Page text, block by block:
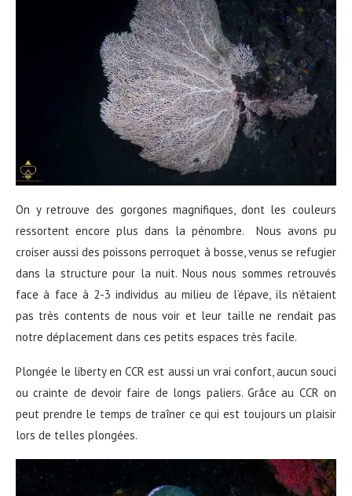
On y retrouve des gorgones magnifiques, dont les couleurs
ressortent encore plus dans la pénombre. Nous avons pu
croiser aussi des poissons perroquet à bosse, venus se refugier
dans la structure pour la nuit. Nous nous sommes retrouvés
face à face à 2-3 individus au milieu de l’épave, ils n’étaient
pas très contents de nous voir et leur taille ne rendait pas
notre déplacement dans ces petits espaces très facile.
Plongée le liberty en CCR est aussi un vrai confort, aucun souci
ou crainte de devoir faire de longs paliers. Grâce au CCR on
peut prendre le temps de traîner ce qui est toujours un plaisir
lors de telles plongées.